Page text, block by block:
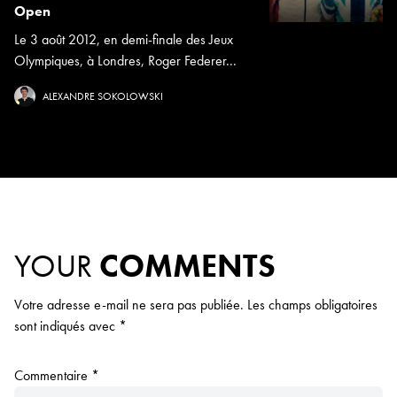
Open
Le 3 août 2012, en demi-finale des Jeux
Olympiques, à Londres, Roger Federer...
ALEXANDRE SOKOLOWSKI
YOUR COMMENTS
Votre adresse e-mail ne sera pas publiée. Les champs obligatoires
sont indiqués avec *
Commentaire *